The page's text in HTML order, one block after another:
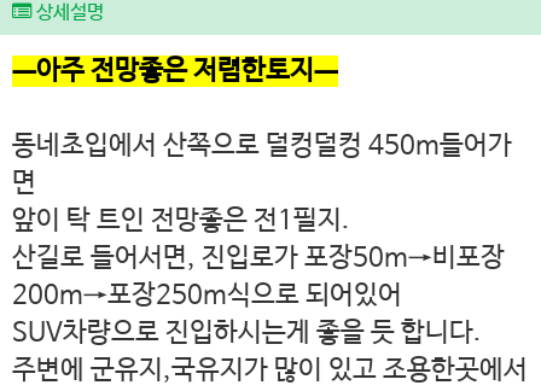
상세설명
ㅡ아주 전망좋은 저렴한토지ㅡ
동네초입에서 산쪽으로 덜컹덜컹 450m들어가
면
앞이 탁 트인 전망좋은 전1필지.
산길로 들어서면, 진입로가 포장50m→비포장
200m→포장250m식으로 되어있어
SUV차량으로 진입하시는게 좋을 듯 합니다.
주변에 군유지,국유지가 많이 있고 조용한곳에서